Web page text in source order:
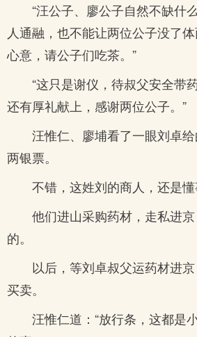
“汪公子、廖公子自然不缺什
人通融，也不能让两位公子没了
心意，请公子们吃茶。”
“这只是谢仪，待叔父安全带
还有厚礼献上，感谢两位公子。”
汪惟仁、廖埔看了一眼刘卓
两银票。
不错，这姓刘的商人，还是懂
他们进山采购药材，走私进
的。
以后，等刘卓叔父运药材进
买卖。
汪惟仁道：“放行条，这都是